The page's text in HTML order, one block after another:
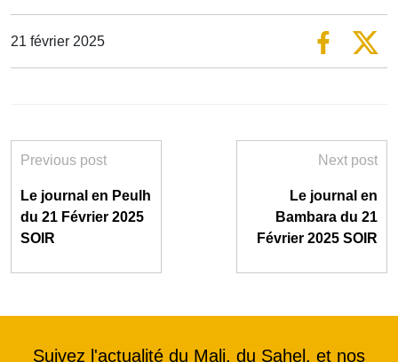
21 février 2025
Previous post
Le journal en Peulh
du 21 Février 2025
SOIR
Next post
Le journal en
Bambara du 21
Février 2025 SOIR
Suivez l'actualité du Mali, du Sahel, et nos